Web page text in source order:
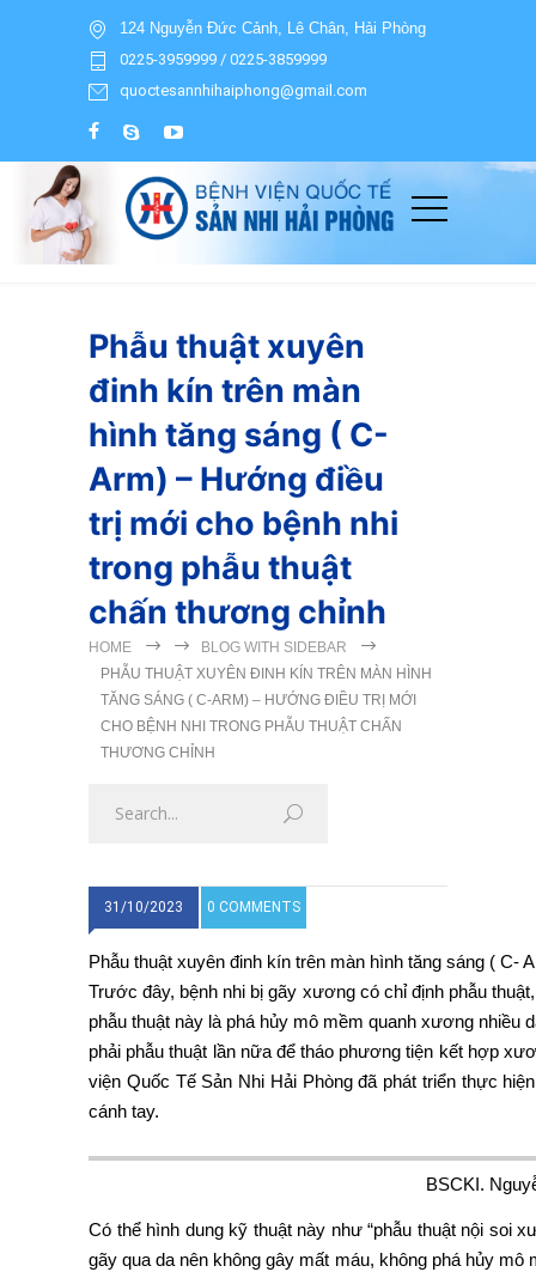
124 Nguyễn Đức Cảnh, Lê Chân, Hải Phòng
0225-3959999 / 0225-3859999
quoctesannhihaiphong@gmail.com
Phẫu thuật xuyên
đinh kín trên màn
hình tăng sáng ( C-
Arm) – Hướng điều
trị mới cho bệnh nhi
trong phẫu thuật
chấn thương chỉnh
HOME
BLOG WITH SIDEBAR
PHẪU THUẬT XUYÊN ĐINH KÍN TRÊN MÀN HÌNH
TĂNG SÁNG ( C-ARM) – HƯỚNG ĐIỀU TRỊ MỚI
CHO BỆNH NHI TRONG PHẪU THUẬT CHẤN
THƯƠNG CHỈNH
31/10/2023 0 COMMENTS
Phẫu thuật xuyên đinh kín trên màn hình tăng sáng ( C-
Trước đây, bệnh nhi bị gãy xương có chỉ định phẫu
phẫu thuật này là phá hủy mô mềm quanh xương
phải phẫu thuật lần nữa để tháo phương tiện kết hợp
viện Quốc Tế Sản Nhi Hải Phòng đã phát triển thực
cánh tay.
BSCKI.
Có thể hình dung kỹ thuật này như “phẫu thuật nội soi
gãy qua da nên không gây mất máu, không phá hủy